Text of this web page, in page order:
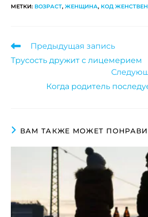
МЕТКИ: ВОЗРАСТ, ЖЕНЩИНА, КОД
Предыдущая запись
Трусость дружит с лицемерием
Когда родитель
ВАМ ТАКЖЕ МОЖЕТ